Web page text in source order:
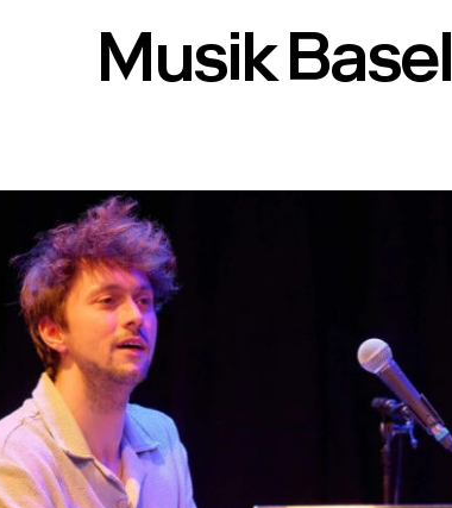
Musik Basel